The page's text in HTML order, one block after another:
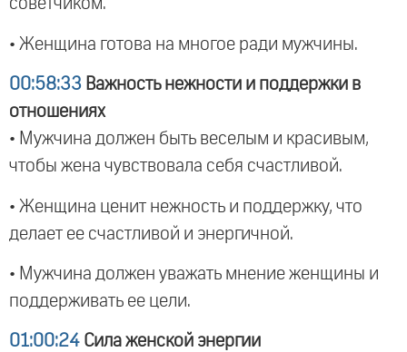
советчиком.
• Женщина готова на многое ради мужчины.
00:58:33 Важность нежности и поддержки в
отношениях
• Мужчина должен быть веселым и красивым,
чтобы жена чувствовала себя счастливой.
• Женщина ценит нежность и поддержку, что
делает ее счастливой и энергичной.
• Мужчина должен уважать мнение женщины и
поддерживать ее цели.
01:00:24 Сила женской энергии